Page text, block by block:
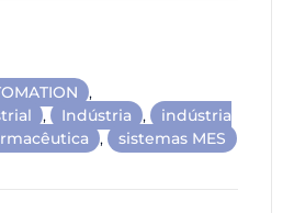
,
, Indústria ,
indústria
, sistemas MES